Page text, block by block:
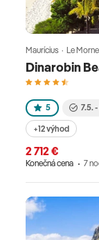
Dinarobin
Maurícius · Le Morne
5 7.5.
+12 výhod
2 712 €
Konečná cena 7